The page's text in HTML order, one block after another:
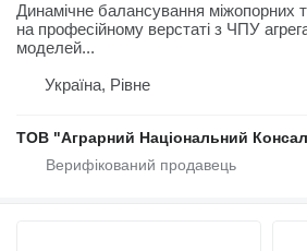
Динамічне балансування міжопорних
на професійному верстаті з ЧПУ
моделей...
Україна, Рівне
ТОВ "Аграрний Національний